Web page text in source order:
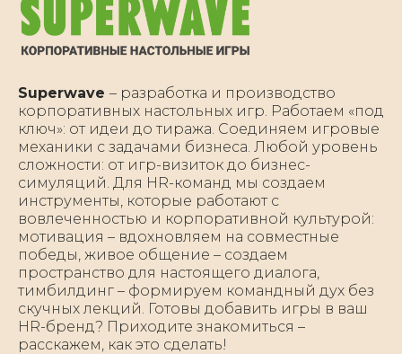
Superwave – разработка и производство
корпоративных настольных игр. Работаем «под
ключ»: от идеи до тиража. Соединяем игровые
механики с задачами бизнеса. Любой уровень
сложности: от игр-визиток до бизнес-
симуляций. Для HR-команд мы создаем
инструменты, которые работают с
вовлеченностью и корпоративной культурой:
мотивация – вдохновляем на совместные
победы, живое общение – создаем
пространство для настоящего диалога,
тимбилдинг – формируем командный дух без
скучных лекций. Готовы добавить игры в ваш
HR-бренд? Приходите знакомиться –
расскажем, как это сделать!